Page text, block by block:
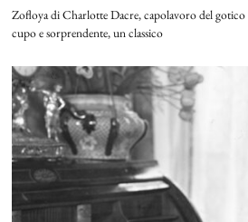
Zofloya di Charlotte Dacre, capolavoro del gotico
cupo e sorprendente, un classico